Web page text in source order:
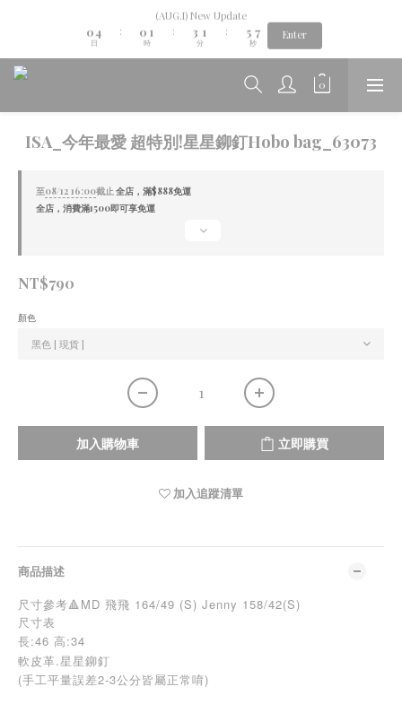
Aug.06th-Aug.12th new collection...🌺
(AUG.I) New Update
04
3
日
:
0 1
0
時
:
4
3
2
2
1
0
分
:
6
5
4
2
0
6
3
1
秒
Enter
Aug.06th-Aug.12th new collection...🌺
ISA_今年最愛 超特別!星星鉚釘Hobo bag_63073
至08/12 16:00截止 全店，滿$888免運
全店，消費滿1500即可享免運
NT$790
顏色
加入購物車 立即購買
加入追蹤清單
商品描述
尺寸參考🔺MD 飛飛 164/49 (S) Jenny 158/42(S)
尺寸表
長:46 高:34
軟皮革.星星鉚釘
(手工平量誤差2-3公分皆屬正常唷)